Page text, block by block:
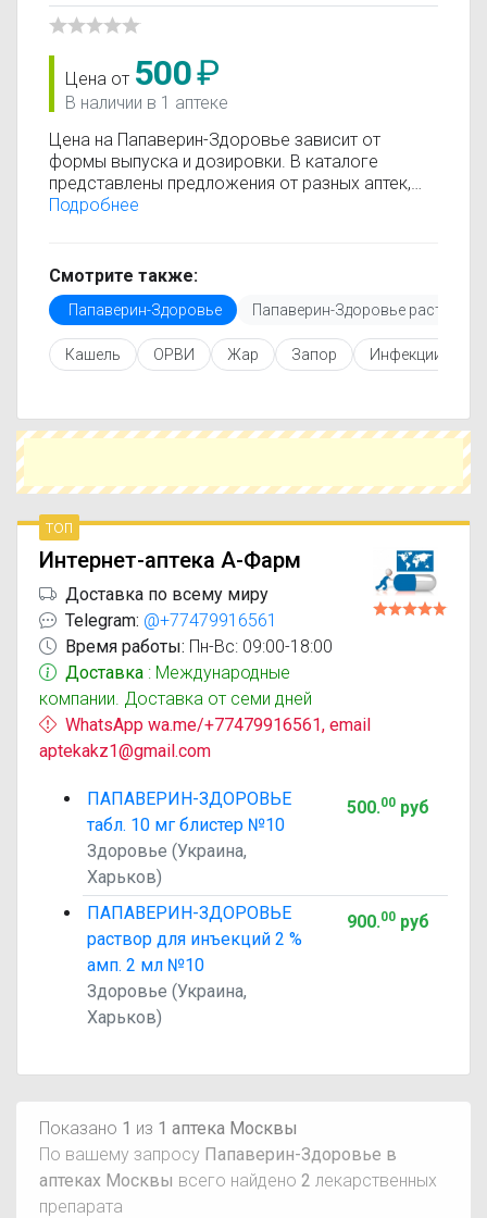
Цена от 500₽
В наличии в 1 аптеке
Цена на Папаверин-Здоровье зависит от
формы выпуска и дозировки. В каталоге
представлены предложения от разных аптек,
что позволяет быстро найти, где купить
обновляется, поэтому вы видите только
актуальные данные.
Перед покупкой рекомендуется ознакомиться с
инструкцией по применению, показаниями и
противопоказаниями. При необходимости вы
или более доступной ценой.
Чтобы купить Папаверин-Здоровье в
сравните предложения. Это поможет
сэкономить время и выбрать оптимальный
вариант по цене и наличию.
Подробнее
Смотрите также:
Папаверин-Здоровье Папаверин-Здоровье раствор
Кашель ОРВИ Жар Запор Инфекции кожи
топ
Интернет-аптека А-Фарм
Доставка по всему миру
Telegram: @+77479916561
Время работы: Пн-Вс: 09:00-18:00
Доставка : Международные
компании. Доставка от семи дней
WhatsApp wa.me/+77479916561, email
aptekakz1@gmail.com
ПАПАВЕРИН-ЗДОРОВЬЕ
табл. 10 мг блистер №10
Здоровье (Украина,
Харьков)
500.00руб
ПАПАВЕРИН-ЗДОРОВЬЕ
раствор для инъекций 2 %
амп. 2 мл №10
Здоровье (Украина,
Харьков)
900.00руб
Показано 1 из 1 аптека Москвы
По вашему запросу Папаверин-Здоровье в
аптеках Москвы всего найдено 2 лекарственных
препарата